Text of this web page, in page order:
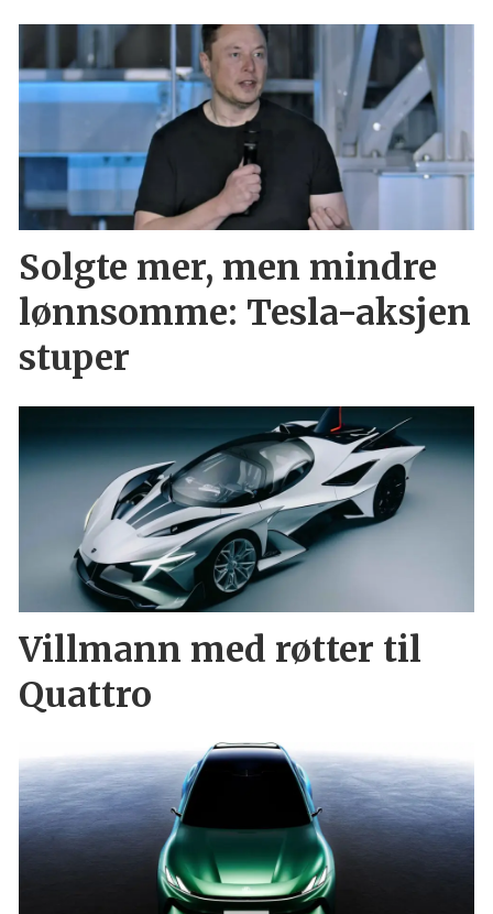
Solgte mer, men mindre
lønnsomme: Tesla-aksjen
stuper
Villmann med røtter til
Quattro